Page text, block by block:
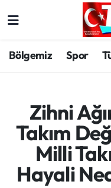
Bölgemiz Spor
Zihni
Takım
Milli
Hayali
Spor
Türkiye
Kültür/Sanat
Politika
Trabzon Hava
Trabzon Trafik
Süper Lig Puan
Tüm Manşetler